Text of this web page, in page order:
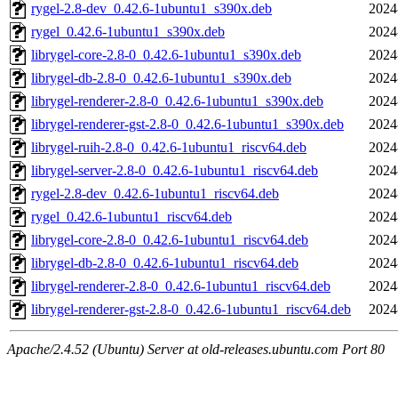
rygel-2.8-dev_0.42.6-1ubuntu1_s390x.deb
rygel_0.42.6-1ubuntu1_s390x.deb
librygel-core-2.8-0_0.42.6-1ubuntu1_s390x.deb
librygel-db-2.8-0_0.42.6-1ubuntu1_s390x.deb
librygel-renderer-2.8-0_0.42.6-1ubuntu1_s390x.deb
librygel-renderer-gst-2.8-0_0.42.6-1ubuntu1_s390x.deb
librygel-ruih-2.8-0_0.42.6-1ubuntu1_riscv64.deb
librygel-server-2.8-0_0.42.6-1ubuntu1_riscv64.deb
rygel-2.8-dev_0.42.6-1ubuntu1_riscv64.deb
rygel_0.42.6-1ubuntu1_riscv64.deb
librygel-core-2.8-0_0.42.6-1ubuntu1_riscv64.deb
librygel-db-2.8-0_0.42.6-1ubuntu1_riscv64.deb
librygel-renderer-2.8-0_0.42.6-1ubuntu1_riscv64.deb
librygel-renderer-gst-2.8-0_0.42.6-1ubuntu1_riscv64.deb
Apache/2.4.52 (Ubuntu) Server at old-releases.ubuntu.com Port 80